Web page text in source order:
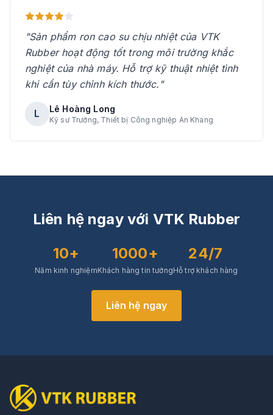
"Sản phẩm ron cao su chịu nhiệt của VTK
Rubber hoạt động tốt trong môi trường khắc
nghiệt của nhà máy. Hỗ trợ kỹ thuật nhiệt tình
khi cần tùy chỉnh kích thước."
L Lê Hoàng Long
Kỹ sư Trưởng, Thiết bị Công nghiệp An Khang
Liên hệ ngay với VTK Rubber
10+
Năm kinh nghiệm
1000+
Khách hàng tin tưởng
24/7
Hỗ trợ khách hàng
Liên hệ ngay